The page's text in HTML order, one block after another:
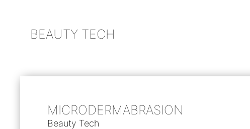
BEAUTY TECH
MICRODERMABRASION
Beauty Tech